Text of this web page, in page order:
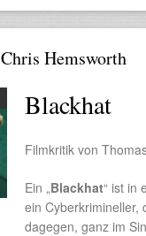
Chris Hemsworth
Blackhat
Filmkritik von
Ein „Blackhat“ ist in
ein Cyberkrimineller,
dagegen, ganz im